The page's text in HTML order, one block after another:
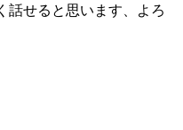
せると思います、よろ